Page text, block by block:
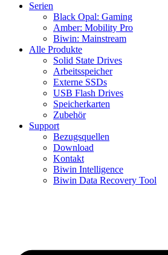
Serien
Black Opal: Gaming
Amber: Mobility Pro
Biwin: Mainstream
Alle Produkte
Solid State Drives
Arbeitsspeicher
Externe SSDs
USB Flash Drives
Speicherkarten
Zubehör
Support
Bezugsquellen
Download
Kontakt
Biwin Intelligence
Biwin Data Recovery Tool